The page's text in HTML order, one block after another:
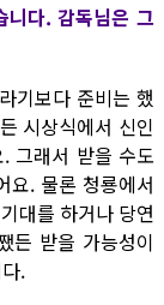
니다. 감독님은 그
기보다 준비는 했
시상식에서 신인
그래서 받을 수도
요. 물론 청룡에서
대를 하거나 당연
든 받을 가능성이
.